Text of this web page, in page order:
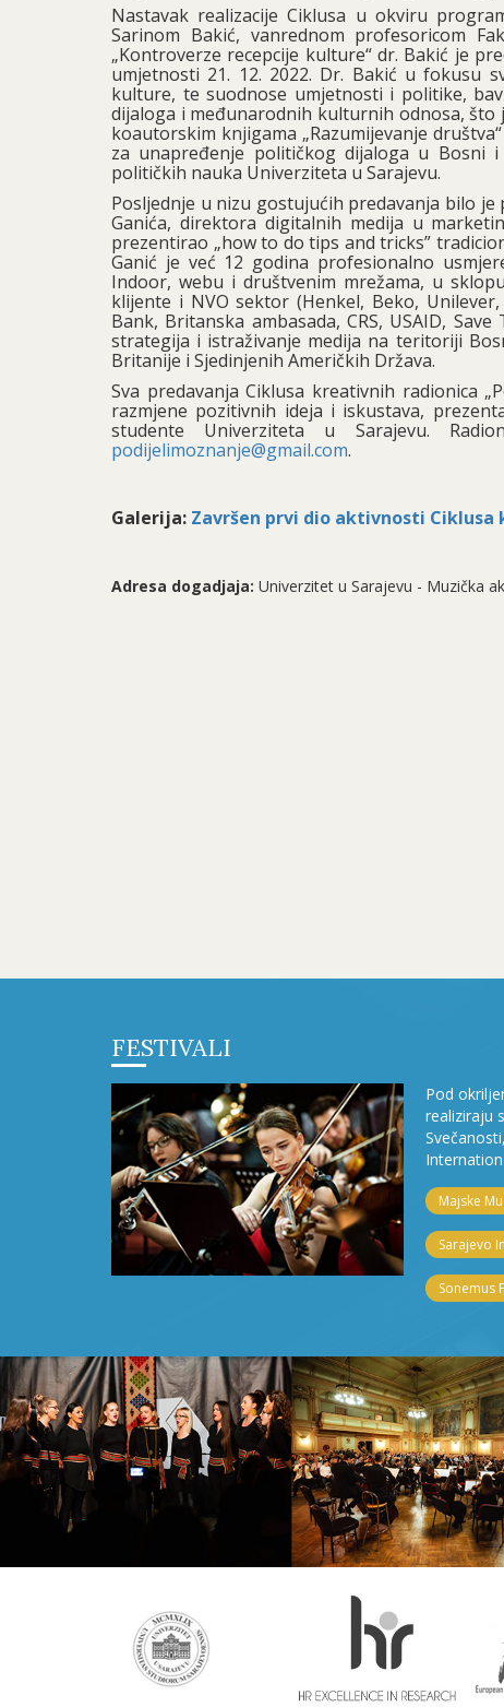
Nastavak realizacije Ciklusa u okviru
Sarinom Bakić, vanrednom profesoricom
„Kontroverze recepcije kulture“ dr. Bakić je
umjetnosti 21. 12. 2022. Dr. Bakić u fokusu
kulture, te suodnose umjetnosti i politike,
dijaloga i međunarodnih kulturnih odnosa, što
koautorskim knjigama „Razumijevanje
za unapređenje političkog dijaloga u Bosni
političkih nauka Univerziteta u Sarajevu.
Posljednje u nizu gostujućih predavanja bilo je
Ganića, direktora digitalnih medija u
prezentirao „how to do tips and tricks”
Ganić je već 12 godina profesionalno
Indoor, webu i društvenim mrežama, u
klijente i NVO sektor (Henkel, Beko,
Bank, Britanska ambasada, CRS, USAID,
strategija i istraživanje medija na teritoriji
Britanije i Sjedinjenih Američkih Država.
Sva predavanja Ciklusa kreativnih radionica
razmjene pozitivnih ideja i iskustava,
studente Univerziteta u Sarajevu.
podijelimoznanje@gmail.com.
Galerija: Završen prvi dio aktivnosti Ciklusa
Adresa dogadjaja: Univerzitet u Sarajevu - Muzička
FESTIVALI
Pod
realiziraju
Majske
Sarajevo
Sonemus